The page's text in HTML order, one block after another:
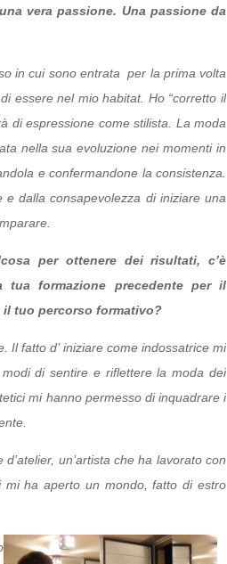
vera passione. Una passione da
in cui sono entrata per la prima volta
essere nel mio habitat. Ho “corretto il
di espressione come stilista. La moda
nella sua evoluzione nei momenti in
e confermandone la consistenza.
dalla consapevolezza di iniziare una
per ottenere dei risultati, c’è
formazione precedente per il
tuo percorso formativo?
Il fatto d’ iniziare come indossatrice mi
di sentire e riflettere la moda dei
mi hanno permesso di inquadrare i
un’artista che ha lavorato con
mi ha aperto un mondo, fatto di estro